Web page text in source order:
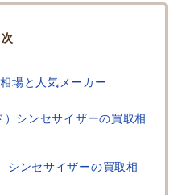
次
場と人気メーカー
シンセサイザーの買取相
シンセサイザーの買取相